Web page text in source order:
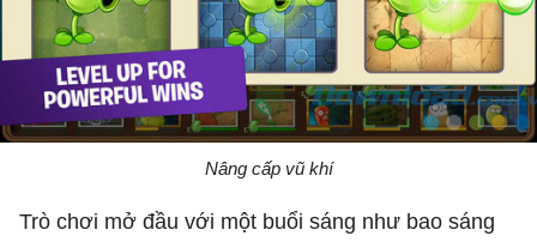
Nâng cấp vũ khí
Trò chơi mở đầu với một buổi sáng như bao sáng